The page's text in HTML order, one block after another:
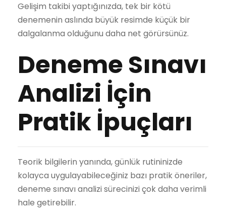
Gelişim takibi yaptığınızda, tek bir kötü
denemenin aslında büyük resimde küçük bir
dalgalanma olduğunu daha net görürsünüz.
Deneme Sınavı
Analizi İçin
Pratik İpuçları
Teorik bilgilerin yanında, günlük rutininizde
kolayca uygulayabileceğiniz bazı pratik öneriler,
deneme sınavı analizi sürecinizi çok daha verimli
hale getirebilir.